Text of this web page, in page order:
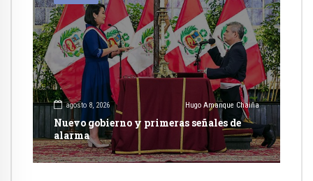
agosto 8, 2026 Hugo Amanque Chaiña
Nuevo gobierno y primeras señales de
alarma